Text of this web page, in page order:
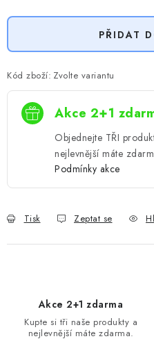
PŘIDAT
Kód zboží: Zvolte variantu
Akce 2+1
Objednejte TŘI
nejlevnější máte
Podmínky akce
Tisk Zeptat se
Akce 2+1 zdarma
Kupte si tři naše produkty a
nejlevnější máte zdarma.